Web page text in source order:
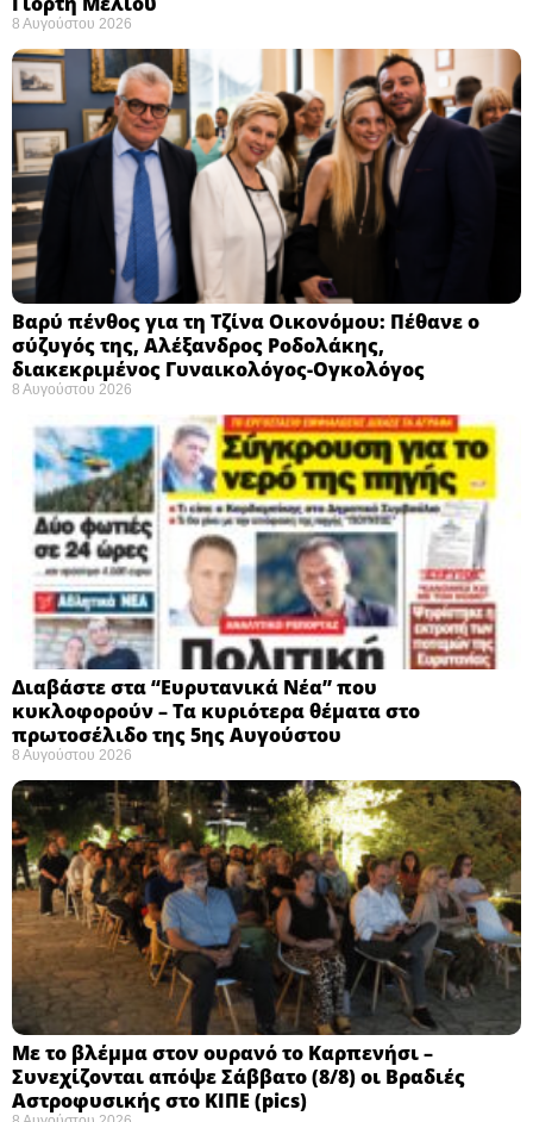
8 Αυγούστου 2026
Βαρύ πένθος για τη Τζίνα Οικονόμου: Πέθανε ο
σύζυγός της, Αλέξανδρος Ροδολάκης,
διακεκριμένος Γυναικολόγος-Ογκολόγος
8 Αυγούστου 2026
Διαβάστε στα “Ευρυτανικά Νέα” που
κυκλοφορούν – Τα κυριότερα θέματα στο
πρωτοσέλιδο της 5ης Αυγούστου
8 Αυγούστου 2026
Με το βλέμμα στον ουρανό το Καρπενήσι –
Συνεχίζονται απόψε Σάββατο (8/8) οι Βραδιές
Αστροφυσικής στο ΚΙΠΕ (pics)